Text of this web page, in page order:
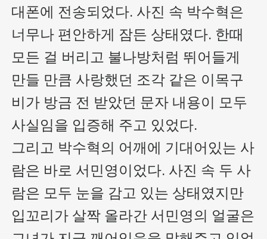
대폰에 전송되었다. 사진 속 박수혁은
너무나 편안하게 잠든 상태였다. 한때
모든 걸 버리고 불나방처럼 뛰어들게
만들 만큼 사랑했던 조각 같은 이목구
비가 방금 전 받았던 문자 내용이 모두
사실임을 입증해 주고 있었다.
그리고 박수혁의 어깨에 기대어있는 사
람은 바로 서민영이었다. 사진 속 두 사
람은 모두 눈을 감고 있는 상태였지만
입꼬리가 살짝 올라간 서민영의 얼굴은